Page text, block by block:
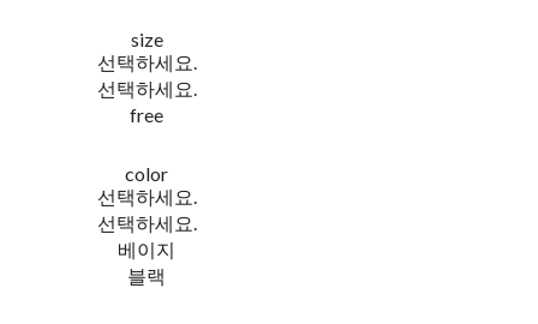
size
선택하세요.
선택하세요.
free
color
선택하세요.
선택하세요.
베이지
블랙